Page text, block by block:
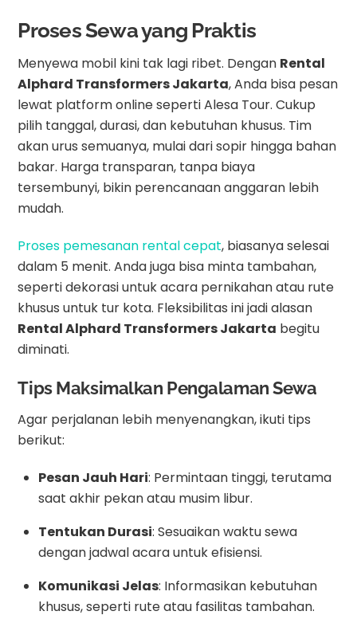
Proses Sewa yang Praktis
Menyewa mobil kini tak lagi ribet. Dengan Rental
Alphard Transformers Jakarta, Anda bisa pesan
lewat platform online seperti Alesa Tour. Cukup
pilih tanggal, durasi, dan kebutuhan khusus. Tim
akan urus semuanya, mulai dari sopir hingga bahan
bakar. Harga transparan, tanpa biaya
tersembunyi, bikin perencanaan anggaran lebih
mudah.
Proses pemesanan rental cepat, biasanya selesai
dalam 5 menit. Anda juga bisa minta tambahan,
seperti dekorasi untuk acara pernikahan atau rute
khusus untuk tur kota. Fleksibilitas ini jadi alasan
Rental Alphard Transformers Jakarta begitu
diminati.
Tips Maksimalkan Pengalaman Sewa
Agar perjalanan lebih menyenangkan, ikuti tips
berikut:
Pesan Jauh Hari: Permintaan tinggi, terutama
saat akhir pekan atau musim libur.
Tentukan Durasi: Sesuaikan waktu sewa
dengan jadwal acara untuk efisiensi.
Komunikasi Jelas: Informasikan kebutuhan
khusus, seperti rute atau fasilitas tambahan.